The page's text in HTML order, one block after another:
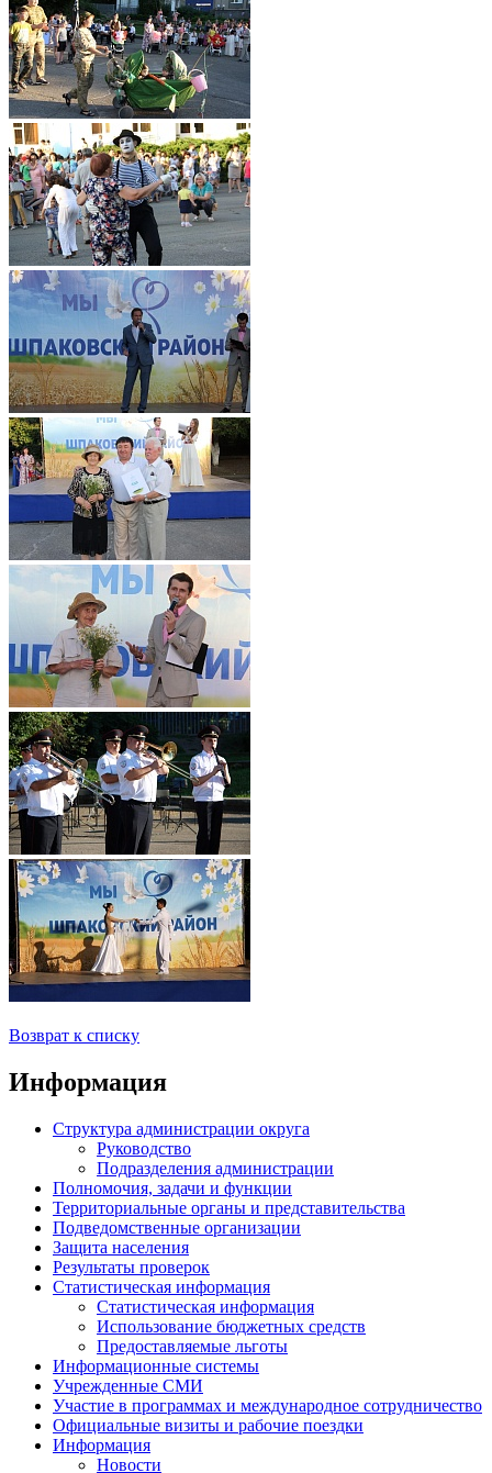
Возврат к списку
Информация
Структура администрации округа
Руководство
Подразделения администрации
Полномочия, задачи и функции
Территориальные органы и представительства
Подведомственные организации
Защита населения
Результаты проверок
Статистическая информация
Статистическая информация
Использование бюджетных средств
Предоставляемые льготы
Информационные системы
Учрежденные СМИ
Участие в программах и международное сотрудничество
Официальные визиты и рабочие поездки
Информация
Новости